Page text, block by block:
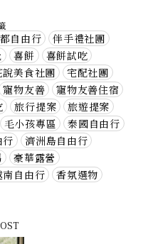
自由行
伴手禮社團
喜餅
喜餅試吃
說美食社團
宅配社團
寵物友善
寵物友善住宿
旅行提案
旅遊提案
毛小孩專區
泰國自由行
行
濟洲島自由行
豪華露營
南自由行
香氛選物